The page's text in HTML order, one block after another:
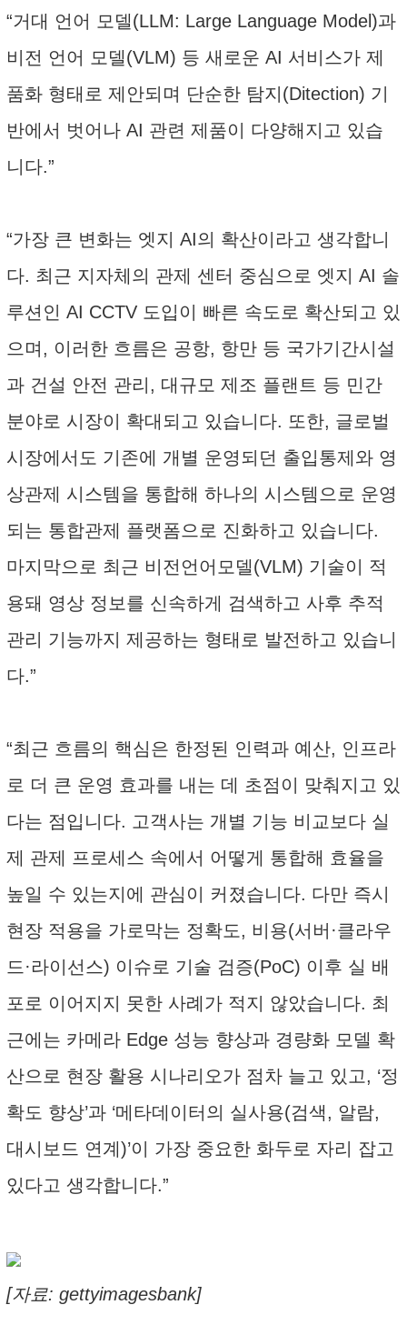
“거대 언어 모델(LLM: Large Language Model)과
비전 언어 모델(VLM) 등 새로운 AI 서비스가 제
품화 형태로 제안되며 단순한 탐지(Ditection) 기
반에서 벗어나 AI 관련 제품이 다양해지고 있습
니다.”
“가장 큰 변화는 엣지 AI의 확산이라고 생각합니
다. 최근 지자체의 관제 센터 중심으로 엣지 AI 솔
루션인 AI CCTV 도입이 빠른 속도로 확산되고 있
으며, 이러한 흐름은 공항, 항만 등 국가기간시설
과 건설 안전 관리, 대규모 제조 플랜트 등 민간
분야로 시장이 확대되고 있습니다. 또한, 글로벌
시장에서도 기존에 개별 운영되던 출입통제와 영
상관제 시스템을 통합해 하나의 시스템으로 운영
되는 통합관제 플랫폼으로 진화하고 있습니다.
마지막으로 최근 비전언어모델(VLM) 기술이 적
용돼 영상 정보를 신속하게 검색하고 사후 추적
관리 기능까지 제공하는 형태로 발전하고 있습니
다.”
“최근 흐름의 핵심은 한정된 인력과 예산, 인프라
로 더 큰 운영 효과를 내는 데 초점이 맞춰지고 있
다는 점입니다. 고객사는 개별 기능 비교보다 실
제 관제 프로세스 속에서 어떻게 통합해 효율을
높일 수 있는지에 관심이 커졌습니다. 다만 즉시
현장 적용을 가로막는 정확도, 비용(서버·클라우
드·라이선스) 이슈로 기술 검증(PoC) 이후 실 배
포로 이어지지 못한 사례가 적지 않았습니다. 최
근에는 카메라 Edge 성능 향상과 경량화 모델 확
산으로 현장 활용 시나리오가 점차 늘고 있고, ‘정
확도 향상’과 ‘메타데이터의 실사용(검색, 알람,
대시보드 연계)’이 가장 중요한 화두로 자리 잡고
있다고 생각합니다.”
[자료: gettyimagesbank]